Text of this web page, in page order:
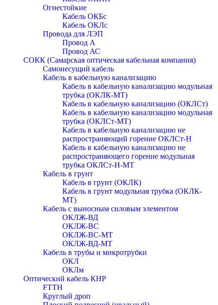
Огнестойкие
Кабель ОКБc
Кабель ОКЛc
Провода для ЛЭП
Провод А
Провод АС
СОКК (Самарская оптическая кабельная компания)
Самонесущий кабель
Кабель в кабельную канализацию
Кабель в кабельную канализацию модульная
трубка (ОКЛК-МТ)
Кабель в кабельную канализацию (ОКЛСт)
Кабель в кабельную канализацию модульная
трубка (ОКЛСт-МТ)
Кабель в кабельную канализацию не
распространяющий горение ОКЛСт-Н
Кабель в кабельную канализацию не
распространяющего горение модульная
трубка ОКЛСт-Н-МТ
Кабель в грунт
Кабель в грунт (ОКЛК)
Кабель в грунт модульная трубка (ОКЛК-
МТ)
Кабель с выносным силовым элементом
ОКЛЖ-ВД
ОКЛЖ-ВС
ОКЛЖ-ВС-МТ
ОКЛЖ-ВД-МТ
Кабель в трубы и микротрубки
ОКЛ
ОКЛм
Оптический кабель КНР
FTTH
Круглый дроп